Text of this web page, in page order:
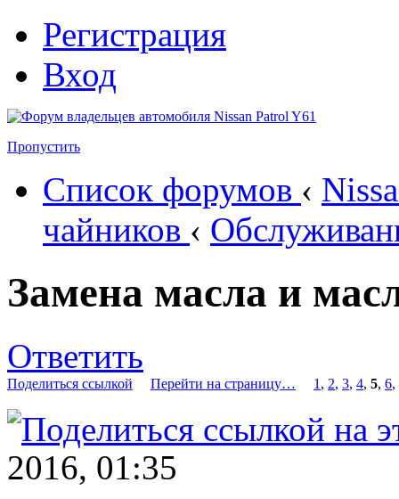
Регистрация
Вход
Пропустить
Список форумов ‹
чайников ‹
Замена масла и
Ответить
Поделиться ссылкой Перейти на страницу… 1 , 2, 3, 4, 5, 6,
2016, 01:35